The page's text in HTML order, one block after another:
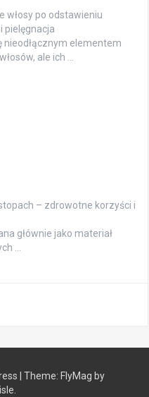
włosy po odstawieniu
pielęgnacja
nieodłącznym elementem
ale ich …
– zdrowotne korzyści i
głównie jako materiał
…
| Theme: FlyMag by